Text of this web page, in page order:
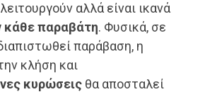
αλλά είναι ικανά
κάθε παραβάτη. Φυσικά, σε
παράβαση, η
κλήση και
κυρώσεις θα αποσταλεί